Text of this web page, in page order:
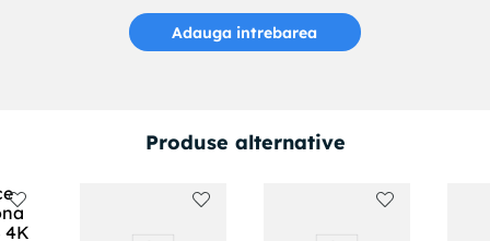
Adauga intrebarea
Produse alternative